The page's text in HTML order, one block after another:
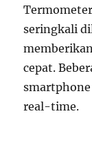
seringkali
cepat.
real-time.